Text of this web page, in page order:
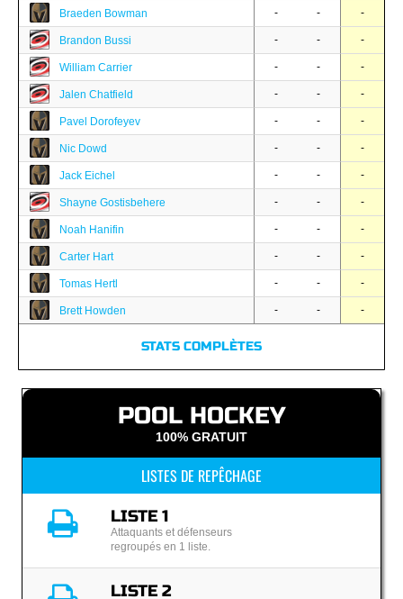
Braeden Bowman - - -
Brandon Bussi - - -
William Carrier - - -
Jalen Chatfield - - -
Pavel Dorofeyev - - -
Nic Dowd - - -
Jack Eichel - - -
Shayne Gostisbehere - - -
Noah Hanifin - - -
Carter Hart - - -
Tomas Hertl - - -
Brett Howden - - -
STATS COMPLÈTES
POOL HOCKEY
100% GRATUIT
LISTES DE REPÊCHAGE
LISTE 1
Attaquants et défenseurs
regroupés en 1 liste.
LISTE 2